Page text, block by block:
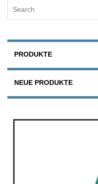
PRODUKTE
NEUE PRODUKTE